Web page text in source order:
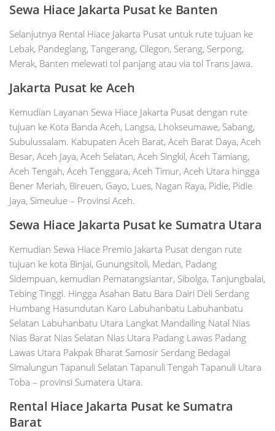
Sewa Hiace Jakarta Pusat ke Banten
Selanjutnya Rental Hiace Jakarta Pusat untuk rute tujuan ke
Lebak, Pandeglang, Tangerang, Cilegon, Serang, Serpong,
Merak, Banten melewati tol panjang atau via tol Trans Jawa.
Jakarta Pusat ke Aceh
Kemudian Layanan Sewa Hiace Jakarta Pusat dengan rute
tujuan ke Kota Banda Aceh, Langsa, Lhokseumawe, Sabang,
Subulussalam. Kabupaten Aceh Barat, Aceh Barat Daya, Aceh
Besar, Aceh Jaya, Aceh Selatan, Aceh Singkil, Aceh Tamiang,
Aceh Tengah, Aceh Tenggara, Aceh Timur, Aceh Utara hingga
Bener Meriah, Bireuen, Gayo, Lues, Nagan Raya, Pidie, Pidie
Jaya, Simeulue – Provinsi Aceh.
Sewa Hiace Jakarta Pusat ke Sumatra Utara
Kemudian Sewa Hiace Premio Jakarta Pusat dengan rute
tujuan ke kota Binjai, Gunungsitoli, Medan, Padang
Sidempuan, kemudian Pematangsiantar, Sibolga, Tanjungbalai,
Tebing Tinggi. Hingga Asahan Batu Bara Dairi Deli Serdang
Humbang Hasundutan Karo Labuhanbatu Labuhanbatu
Selatan Labuhanbatu Utara Langkat Mandailing Natal Nias
Nias Barat Nias Selatan Nias Utara Padang Lawas Padang
Lawas Utara Pakpak Bharat Samosir Serdang Bedagai
Simalungun Tapanuli Selatan Tapanuli Tengah Tapanuli Utara
Toba – provinsi Sumatera Utara.
Rental Hiace Jakarta Pusat ke Sumatra
Barat